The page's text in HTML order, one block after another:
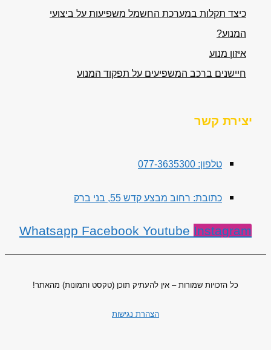
כיצד תקלות במערכת החשמל משפיעות על ביצועי
המנוע?
איזון מנוע
חיישנים ברכב המשפיעים על תפקוד המנוע
יצירת קשר
טלפון: 077-3635300
כתובת: רחוב מבצע קדש 55, בני ברק
Whatsapp Facebook Youtube Instagram
כל הזכויות שמורות – אין להעתיק תוכן (טקסט ותמונות) מהאתר!
הצהרת נגישות